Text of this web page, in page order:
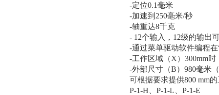
-定位0.1毫米
-加速到250毫米/秒
-轴重达8千克
- 12个输入，12级的输出
-通过菜单驱动软件编程在
-工作区域（X）300mm
-外部尺寸（B）980毫米
可根据要求提供800 mm
P-1-H、P-1-L、P-1-E